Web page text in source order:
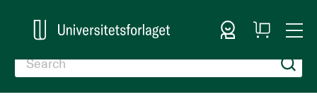
Sign In
My
Cart